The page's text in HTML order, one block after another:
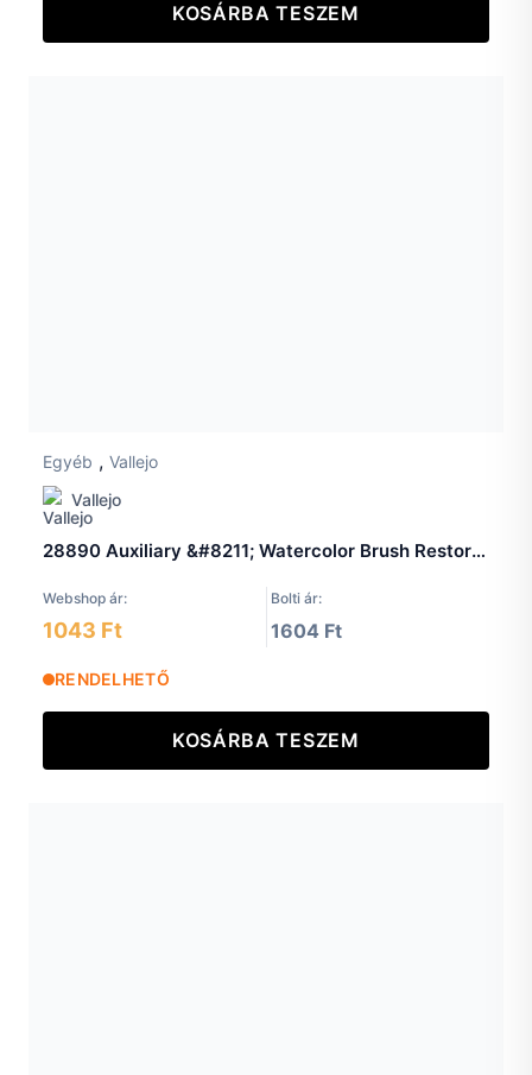
KOSÁRBA TESZEM
Egyéb , Vallejo
Vallejo
28890 Auxiliary &#8211; Watercolor Brush Restorer 85 ml
Webshop ár: Bolti ár:
1043 Ft 1604 Ft
RENDELHETŐ
KOSÁRBA TESZEM